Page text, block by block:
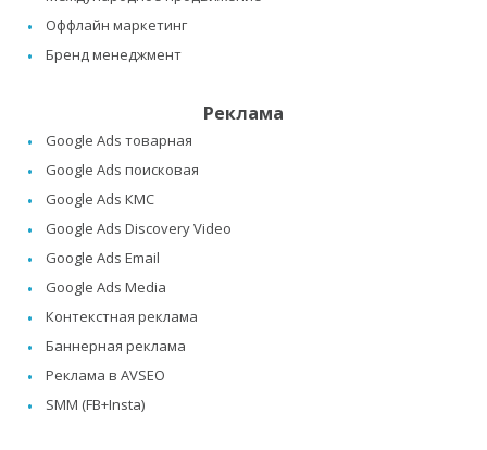
Оффлайн маркетинг
Бренд менеджмент
Реклама
Google Ads товарная
Google Ads поисковая
Google Ads КМС
Google Ads Discovery Video
Google Ads Email
Google Ads Media
Контекстная реклама
Баннерная реклама
Реклама в AVSEO
SMM (FB+Insta)